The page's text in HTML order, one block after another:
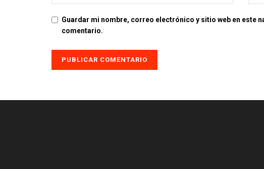
Guardar mi nombre, correo electrónico y sitio web en este
comentario.